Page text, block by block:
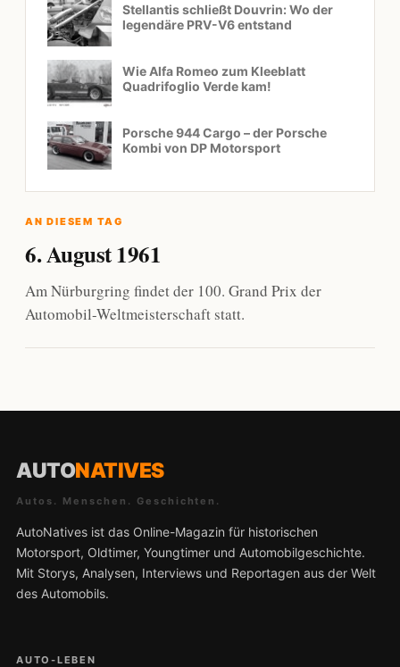
Stellantis schließt Douvrin: Wo der
legendäre PRV-V6 entstand
Wie Alfa Romeo zum Kleeblatt
Quadrifoglio Verde kam!
Porsche 944 Cargo – der Porsche
Kombi von DP Motorsport
AN DIESEM TAG
6. August 1961
Am Nürburgring findet der 100. Grand Prix der
Automobil-Weltmeisterschaft statt.
AUTONATIVES
Autos. Menschen. Geschichten.
AutoNatives ist das Online-Magazin für historischen
Motorsport, Oldtimer, Youngtimer und Automobilgeschichte.
Mit Storys, Analysen, Interviews und Reportagen aus der Welt
des Automobils.
AUTO-LEBEN